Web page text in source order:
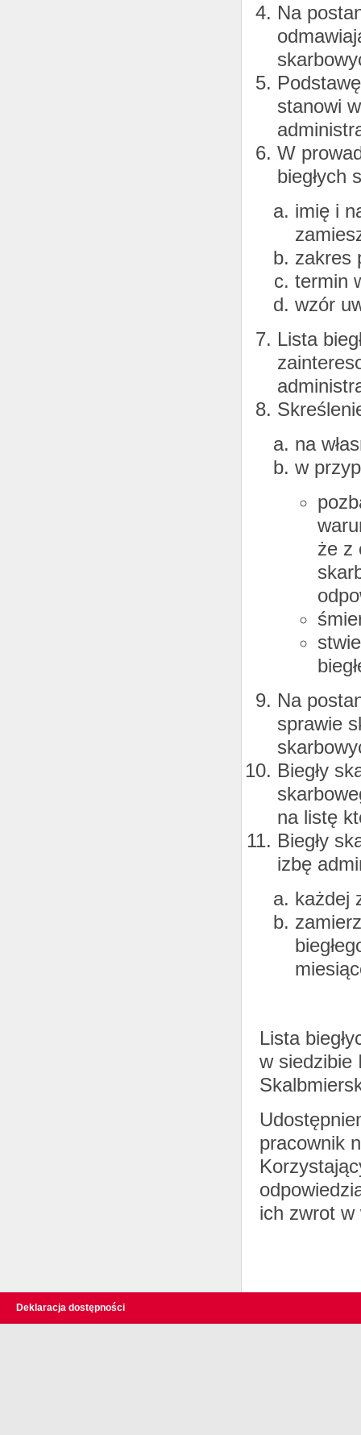
Na
stanowi
W
biegłych
imię i
zakres
termin
wzór
Lista
na
w
że z
Na
sprawie
Biegły
na listę
Biegły
izbę
każdej
Lista
w siedzibie
pracownik
ich zwrot w
Deklaracja dostępności